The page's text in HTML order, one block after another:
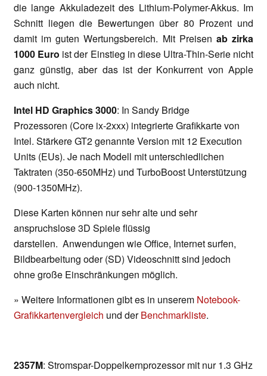
die lange Akkuladezeit des Lithium-Polymer-Akkus. Im
Schnitt liegen die Bewertungen über 80 Prozent und
damit im guten Wertungsbereich. Mit Preisen ab zirka
1000 Euro ist der Einstieg in diese Ultra-Thin-Serie nicht
ganz günstig, aber das ist der Konkurrent von Apple
auch nicht.
Intel HD Graphics 3000: In Sandy Bridge
Prozessoren (Core ix-2xxx) integrierte Grafikkarte von
Intel. Stärkere GT2 genannte Version mit 12 Execution
Units (EUs). Je nach Modell mit unterschiedlichen
Taktraten (350-650MHz) und TurboBoost Unterstützung
(900-1350MHz).
Diese Karten können nur sehr alte und sehr
anspruchslose 3D Spiele flüssig
darstellen. Anwendungen wie Office, Internet surfen,
Bildbearbeitung oder (SD) Videoschnitt sind jedoch
ohne große Einschränkungen möglich.
» Weitere Informationen gibt es in unserem Notebook-
Grafikkartenvergleich und derBenchmarkliste.
2357M: Stromspar-Doppelkernprozessor mit nur 1.3 GHz